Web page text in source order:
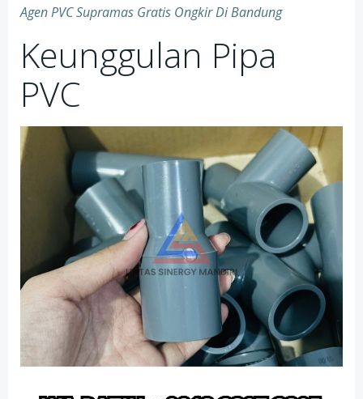
Agen PVC Supramas Gratis Ongkir Di Bandung
Keunggulan Pipa
PVC